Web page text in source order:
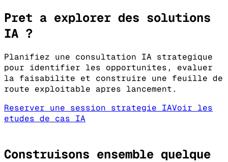
Pret a explorer des solutions
IA ?
Planifiez une consultation IA strategique
pour identifier les opportunites, evaluer
la faisabilite et construire une feuille de
route exploitable apres lancement.
Reserver une session strategie IAVoir les
etudes de cas IA
Construisons ensemble quelque